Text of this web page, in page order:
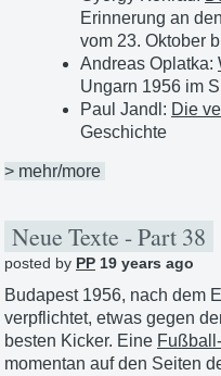
Erinnerung an
vom 23. Oktober
Andreas Oplatka:
Ungarn 1956 im
Paul Jandl: Die
Geschichte
> mehr/more
Neue Texte - Part 38
posted by PP 19 years ago
Budapest 1956, nach dem
verpflichtet, etwas gegen
besten Kicker. Eine
momentan auf den Seiten